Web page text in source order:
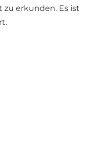
erkunden. Es ist